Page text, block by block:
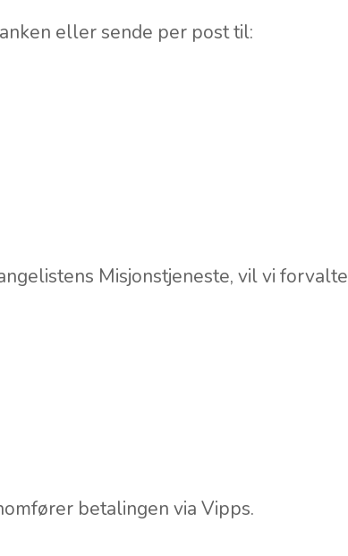
eller sende per post til:
Misjonstjeneste, vil vi forvalte
betalingen via Vipps.